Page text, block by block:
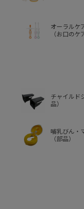
オーラルケ
（お口のケ
チャイルド
品）
哺乳びん・
（部品）